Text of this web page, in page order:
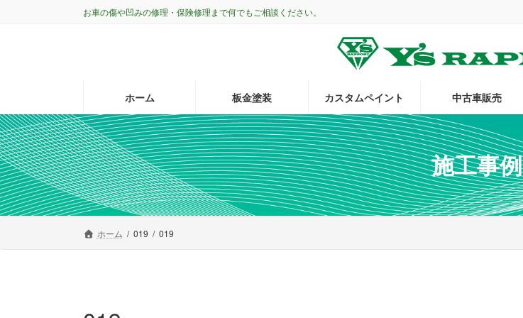
キ
ッ
プ
に
移
動
お車の傷や凹みの修理・保険修理まで何でもご相談ください。
ホーム 板金塗装 カスタムペイント 中古車販売
施工事例
ホーム 019 019